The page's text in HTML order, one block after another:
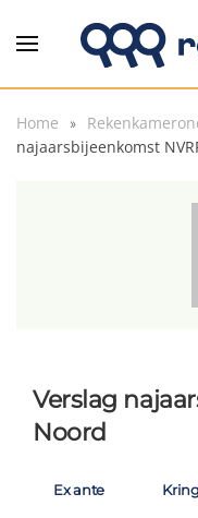
Overslaan en
Home
najaarsbijeenkomst
Verslag
Noord
Ex ante